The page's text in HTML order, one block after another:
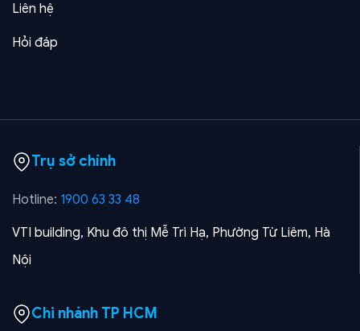
Liên hệ
Hỏi đáp
Trụ sở chính
Hotline: 1900 63 33 48
VTI building, Khu đô thị Mễ Trì Hạ, Phường Từ Liêm, Hà
Nội
Chi nhánh TP HCM